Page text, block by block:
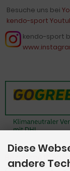
Besuche uns bei
kendo-sport
kendo-sport
Bezahlmethoden
Diese
andere